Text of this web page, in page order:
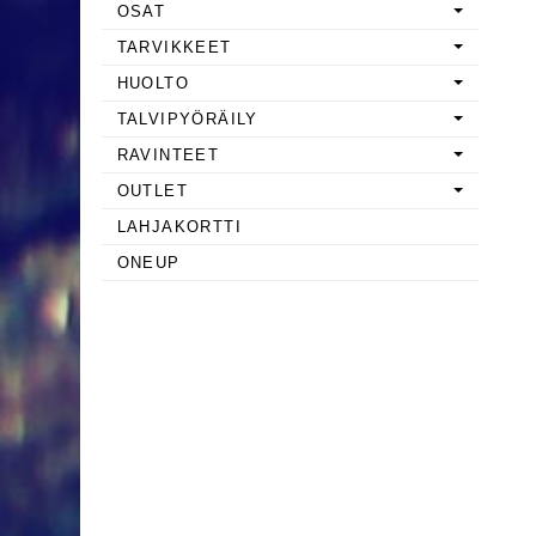
OSAT
TARVIKKEET
HUOLTO
TALVIPYÖRÄILY
RAVINTEET
OUTLET
LAHJAKORTTI
ONEUP